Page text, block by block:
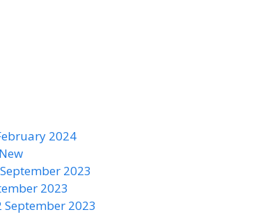
2024
2023
2023
2023